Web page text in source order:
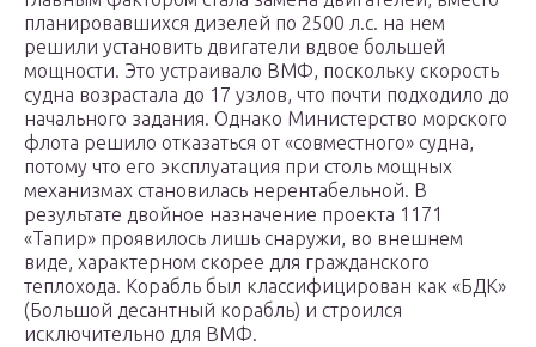
планировавшихся дизелей по 2500 л.с. на нем
решили установить двигатели вдвое большей
мощности. Это устраивало ВМФ, поскольку скорость
судна возрастала до 17 узлов, что почти подходило до
начального задания. Однако Министерство морского
флота решило отказаться от «совместного» судна,
потому что его эксплуатация при столь мощных
механизмах становилась нерентабельной. В
результате двойное назначение проекта 1171
«Тапир» проявилось лишь снаружи, во внешнем
виде, характерном скорее для гражданского
теплохода. Корабль был классифицирован как «БДК»
(Большой десантный корабль) и строился
исключительно для ВМФ.